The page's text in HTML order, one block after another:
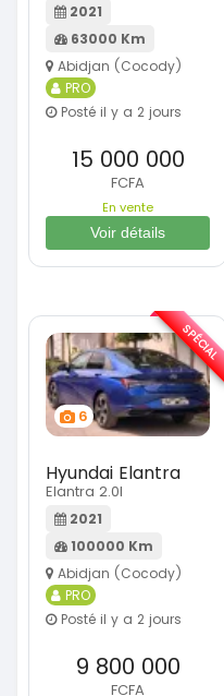
2021
63000 Km
Abidjan (Cocody)
PRO
Posté il y a 2 jours
15 000 000
FCFA
En vente
Voir détails
6
Hyundai Elantra
Elantra 2.0l
2021
100000 Km
Abidjan (Cocody)
PRO
Posté il y a 2 jours
9 800 000
FCFA
SPÉCIAL